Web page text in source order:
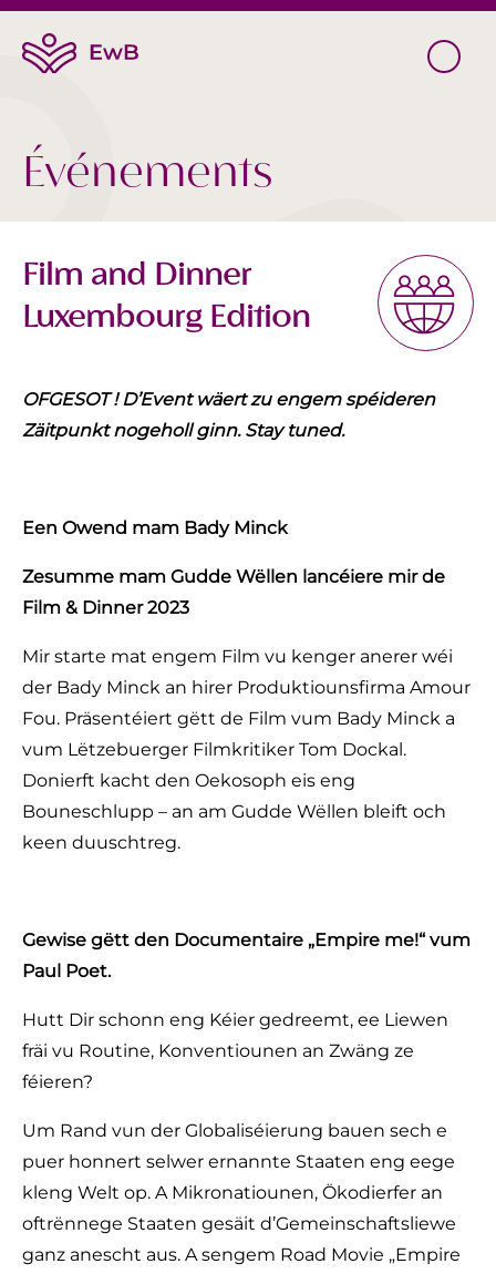
Événements
Film and Dinner
Luxembourg Edition
OFGESOT ! D’Event wäert zu engem spéideren
Zäitpunkt nogeholl ginn. Stay tuned.
Een Owend mam Bady Minck
Zesumme mam Gudde Wëllen lancéiere mir de
Film & Dinner 2023
Mir starte mat engem Film vu kenger anerer wéi
der Bady Minck an hirer Produktiounsfirma Amour
Fou. Präsentéiert gëtt de Film vum Bady Minck a
vum Lëtzebuerger Filmkritiker Tom Dockal.
Donierft kacht den Oekosoph eis eng
Bouneschlupp – an am Gudde Wëllen bleift och
keen duuschtreg.
Gewise gëtt den Documentaire „Empire me!“ vum
Paul Poet.
Hutt Dir schonn eng Kéier gedreemt, ee Liewen
fräi vu Routine, Konventiounen an Zwäng ze
féieren?
Um Rand vun der Globaliséierung bauen sech e
puer honnert selwer ernannte Staaten eng eege
kleng Welt op. A Mikronatiounen, Ökodierfer an
oftrënnege Staaten gesäit d’Gemeinschaftsliewe
ganz anescht aus. A sengem Road Movie „Empire